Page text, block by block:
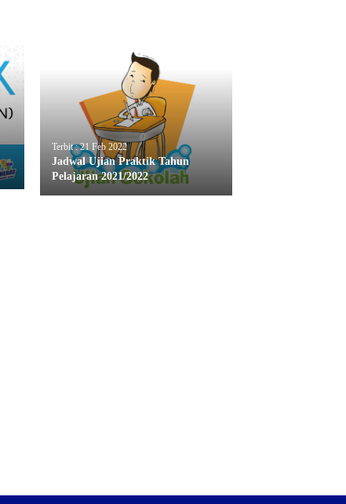
Terbit : 21 Feb 2022
Jadwal Ujian Praktik Tahun
Pelajaran 2021/2022